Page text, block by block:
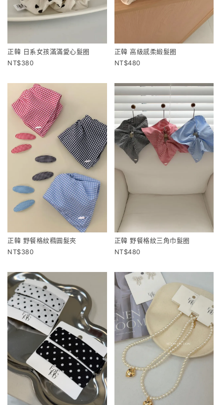
正韓 日系女孩滿滿愛心髮圈
380
正韓 高級感柔緞髮圈
480
正韓 野餐格紋橢圓髮夾
380
正韓 野餐格紋三角巾髮圈
480